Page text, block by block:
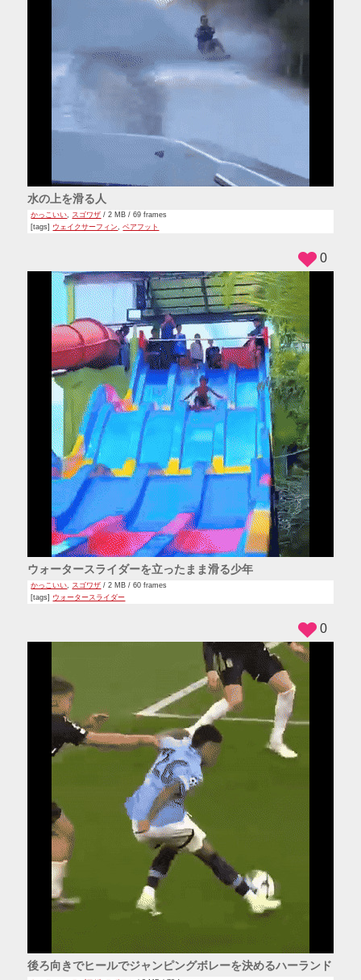
水の上を滑る人
かっこいい, スゴワザ / 2 MB / 69 frames
[tags] ウェイクサーフィン,ベアフット
ウォータースライダーを立ったまま滑る少年
かっこいい, スゴワザ / 2 MB / 60 frames
[tags] ウォータースライダー
0
後ろ向きでヒールでジャンピングボレーを決めるハーランド
0